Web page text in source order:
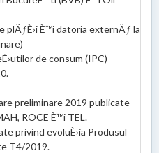
plÄƒÈ›i È™i datoria externÄƒ la
de consum (IPC)
preliminare 2019 publicate
ROCE È™i TEL.
privind evoluÈ›ia Produsul
T4/2019.